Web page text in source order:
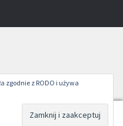
0
zgodnie z RODO i używa